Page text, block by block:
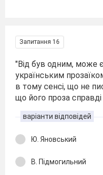
Запитання 16
"Від був одним, може
українським
в тому сенсі, що не
що його проза
варіанти відповідей
Ю. Яновський
В. Підмогильний